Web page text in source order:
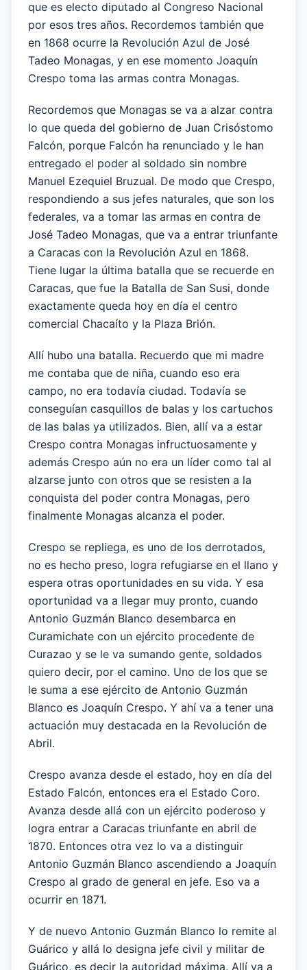
que es electo diputado al Congreso Nacional
por esos tres años. Recordemos también que
en 1868 ocurre la Revolución Azul de José
Tadeo Monagas, y en ese momento Joaquín
Crespo toma las armas contra Monagas.
Recordemos que Monagas se va a alzar contra
lo que queda del gobierno de Juan Crisóstomo
Falcón, porque Falcón ha renunciado y le han
entregado el poder al soldado sin nombre
Manuel Ezequiel Bruzual. De modo que Crespo,
respondiendo a sus jefes naturales, que son los
federales, va a tomar las armas en contra de
José Tadeo Monagas, que va a entrar triunfante
a Caracas con la Revolución Azul en 1868.
Tiene lugar la última batalla que se recuerde en
Caracas, que fue la Batalla de San Susi, donde
exactamente queda hoy en día el centro
comercial Chacaíto y la Plaza Brión.
Allí hubo una batalla. Recuerdo que mi madre
me contaba que de niña, cuando eso era
campo, no era todavía ciudad. Todavía se
conseguían casquillos de balas y los cartuchos
de las balas ya utilizados. Bien, allí va a estar
Crespo contra Monagas infructuosamente y
además Crespo aún no era un líder como tal al
alzarse junto con otros que se resisten a la
conquista del poder contra Monagas, pero
finalmente Monagas alcanza el poder.
Crespo se repliega, es uno de los derrotados,
no es hecho preso, logra refugiarse en el llano y
espera otras oportunidades en su vida. Y esa
oportunidad va a llegar muy pronto, cuando
Antonio Guzmán Blanco desembarca en
Curamichate con un ejército procedente de
Curazao y se le va sumando gente, soldados
quiero decir, por el camino. Uno de los que se
le suma a ese ejército de Antonio Guzmán
Blanco es Joaquín Crespo. Y ahí va a tener una
actuación muy destacada en la Revolución de
Abril.
Crespo avanza desde el estado, hoy en día del
Estado Falcón, entonces era el Estado Coro.
Avanza desde allá con un ejército poderoso y
logra entrar a Caracas triunfante en abril de
1870. Entonces otra vez lo va a distinguir
Antonio Guzmán Blanco ascendiendo a Joaquín
Crespo al grado de general en jefe. Eso va a
ocurrir en 1871.
Y de nuevo Antonio Guzmán Blanco lo remite al
Guárico y allá lo designa jefe civil y militar de
Guárico, es decir la autoridad máxima. Allí va a